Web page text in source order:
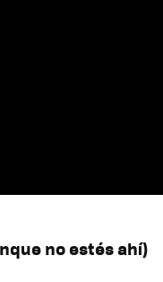
no estés ahí)